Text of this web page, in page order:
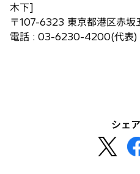
で
開
く
木下]
〒107-6323 東京都港区赤坂
電話 : 03-6230-4200(代表)
シェ
し